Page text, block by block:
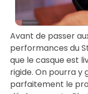
Avant de passer
performances du
que le casque est
rigide. On pourra y
parfaitement le